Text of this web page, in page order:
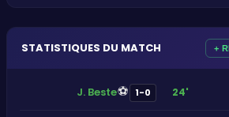
STATISTIQUES DU MATCH +
J. Beste⚽ 1-0 24'